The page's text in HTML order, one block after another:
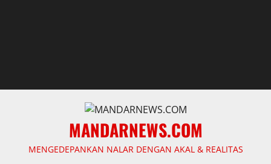
MANDARNEWS.COM
MENGEDEPANKAN NALAR DENGAN AKAL & REALITAS